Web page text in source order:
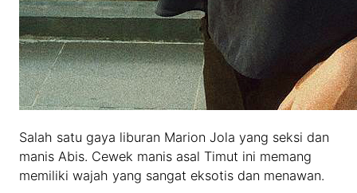
Salah satu gaya liburan Marion Jola yang seksi dan
manis Abis. Cewek manis asal Timut ini memang
memiliki wajah yang sangat eksotis dan menawan.